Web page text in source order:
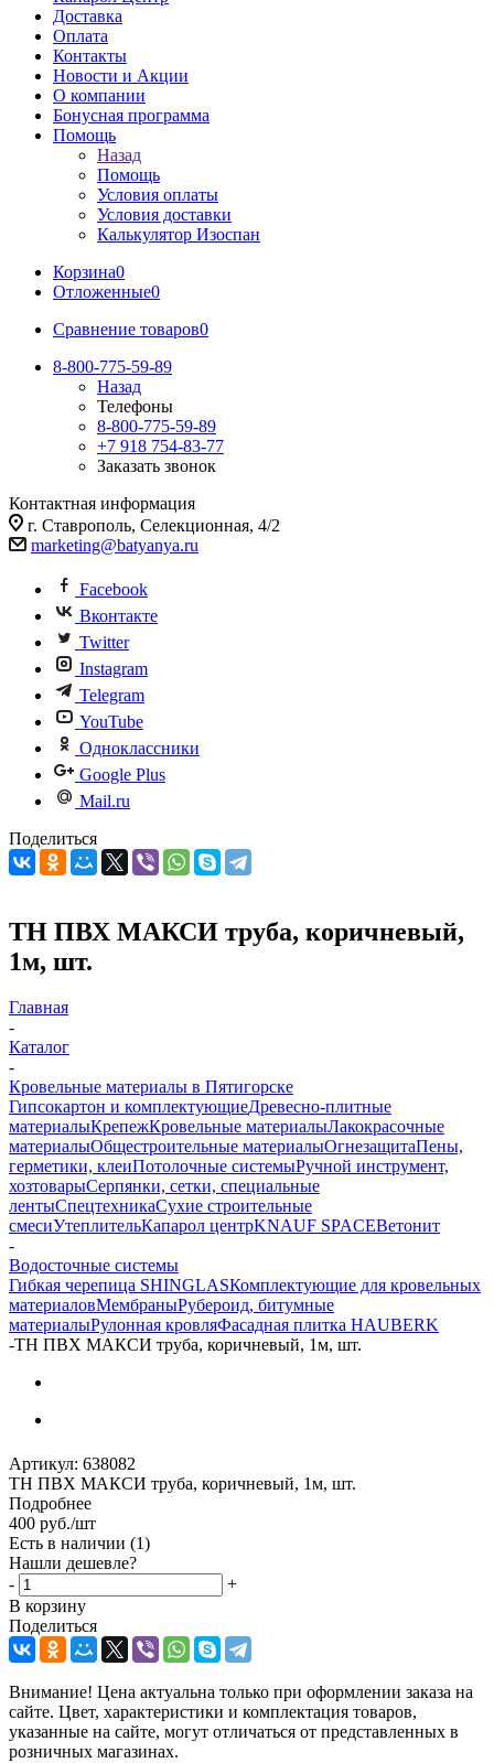
Доставка
Оплата
Контакты
Новости и Акции
О компании
Бонусная программа
Помощь
Назад
Помощь
Условия оплаты
Условия доставки
Калькулятор Изоспан
Корзина0
Отложенные0
Сравнение товаров0
8-800-775-59-89
Назад
Телефоны
8-800-775-59-89
+7 918 754-83-77
Заказать звонок
Контактная информация
г. Ставрополь, Селекционная, 4/2
marketing@batyanya.ru
Facebook
Вконтакте
Twitter
Instagram
Telegram
YouTube
Одноклассники
Google Plus
Mail.ru
Поделиться
ТН ПВХ МАКСИ труба, коричневый,
1м, шт.
Главная
-
Каталог
-
Кровельные материалы в Пятигорске
Гипсокартон и комплектующиеДревесно-плитные
материалыКрепежКровельные материалыЛакокрасочные
материалыОбщестроительные материалыОгнезащитаПены,
герметики, клеиПотолочные системыРучной инструмент,
хозтоварыСерпянки, сетки, специальные
лентыСпецтехникаСухие строительные
смесиУтеплительКапарол центрKNAUF SPACEВетонит
-
Водосточные системы
Гибкая черепица SHINGLASКомплектующие для кровельных
материаловМембраныРубероид, битумные
материалыРулонная кровляФасадная плитка HAUBERK
-ТН ПВХ МАКСИ труба, коричневый, 1м, шт.
Артикул: 638082
ТН ПВХ МАКСИ труба, коричневый, 1м, шт.
Подробнее
400 руб./шт
Есть в наличии (1)
Нашли дешевле?
-
+
В корзину
Поделиться
Внимание! Цена актуальна только при оформлении заказа на
сайте. Цвет, характеристики и комплектация товаров,
указанные на сайте, могут отличаться от представленных в
розничных магазинах.